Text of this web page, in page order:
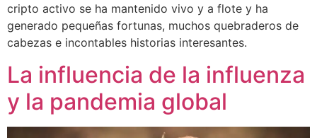
cripto activo se ha mantenido vivo y a flote y ha
generado pequeñas fortunas, muchos quebraderos de
cabezas e incontables historias interesantes.
La influencia de la influenza
y la pandemia global